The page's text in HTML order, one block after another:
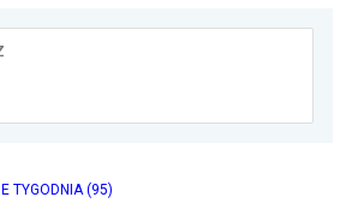
TYGODNIA(95)